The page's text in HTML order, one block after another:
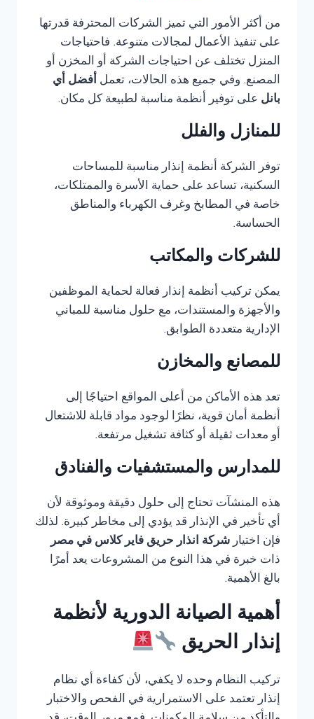
من أكثر الأمور التي تميز الشركات المحترفة قدرتها
على تنفيذ الأعمال لمجالات متنوعة. فاحتياجات
المنزل تختلف عن احتياجات الشركة أو المخزن أو
المصنع. وفي جميع هذه الحالات، تعمل أفضل أي
بانل على توفير أنظمة مناسبة لطبيعة كل مكان.
للمنازل والفلل
توفر الشركة أنظمة إنذار مناسبة للمساحات
السكنية، تساعد على حماية الأسرة والممتلكات،
خاصة في المطابخ وغرف الكهرباء والمناطق
الحساسة.
للشركات والمكاتب
يمكن تركيب أنظمة إنذار فعالة لحماية الموظفين
والأجهزة والمستندات، مع حلول مناسبة للمباني
الإدارية متعددة الطوابق.
للمصانع والمخازن
تعد هذه الأماكن من أعلى المواقع احتياجًا إلى
أنظمة أمان قوية، نظرًا لوجود مواد قابلة للاشتعال
أو معدات ثقيلة أو كثافة تشغيل مرتفعة.
للمدارس والمستشفيات والفنادق
هذه المنشآت تحتاج إلى حلول دقيقة وموثوقة لأن
أي تأخير في الإنذار قد يؤدي إلى مخاطر كبيرة. لذلك
فإن اختيار شركة انذار حريق فاير كلاس في مصر
ذات خبرة في هذا النوع من المشروعات يعد أمرًا
بالغ الأهمية.
أهمية الصيانة الدورية لأنظمة
إنذار الحريق
تركيب النظام وحده لا يكفي، لأن كفاءة أي نظام
إنذار تعتمد على الاستمرارية في الفحص والاختبار